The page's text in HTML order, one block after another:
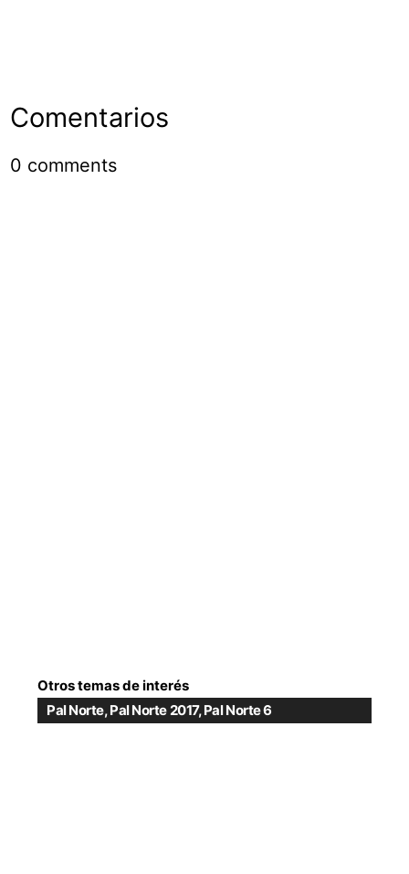
Comentarios
0 comments
Otros temas de interés
Pal Norte,Pal Norte 2017,Pal Norte 6